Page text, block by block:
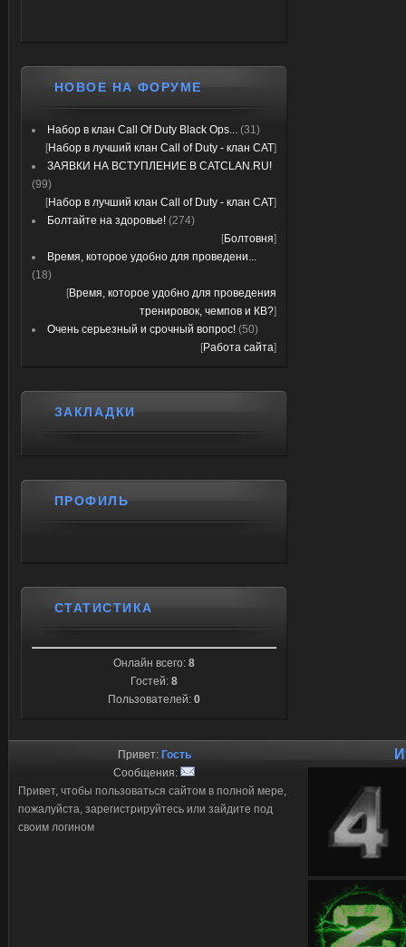
НОВОЕ НА ФОРУМЕ
Набор в клан Call Of Duty Black Ops... (31)
[Набор в лучший клан Call of Duty - клан CAT]
ЗАЯВКИ НА ВСТУПЛЕНИЕ В CATCLAN.RU!
(99)
[Набор в лучший клан Call of Duty - клан CAT]
Болтайте на здоровье! (274)
[Болтовня]
Время, которое удобно для проведени...
(18)
[Время, которое удобно для проведения
тренировок, чемпов и КВ?]
Очень серьезный и срочный вопрос! (50)
[Работа сайта]
ЗАКЛАДКИ
ПРОФИЛЬ
СТАТИСТИКА
Онлайн всего: 8
Гостей: 8
Пользователей: 0
Привет: Гость
Сообщения:
Привет, чтобы пользоваться сайтом в полной мере,
пожалуйста, зарегистрируйтесь или зайдите под
своим логином